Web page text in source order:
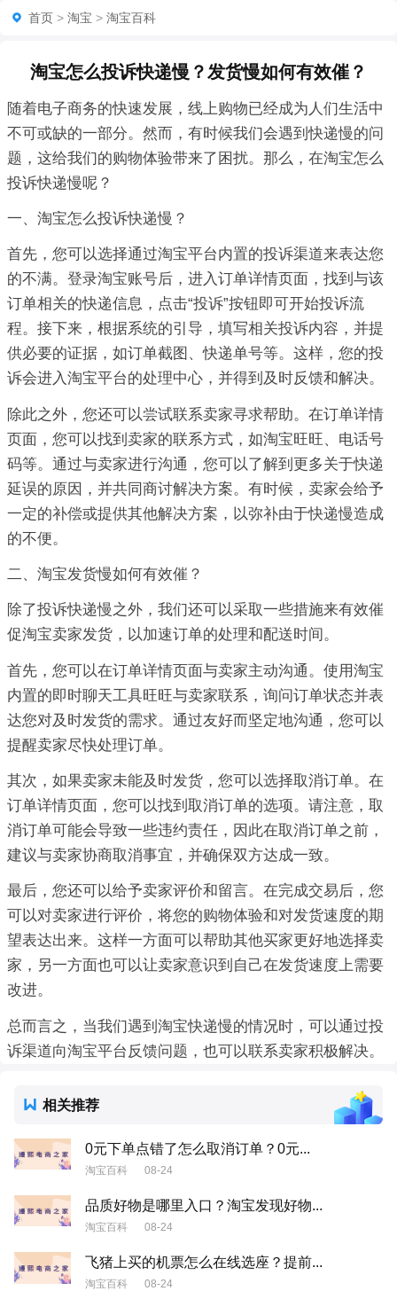
首页 > 淘宝 > 淘宝百科
淘宝怎么投诉快递慢？发货慢如何有效催？
随着电子商务的快速发展，线上购物已经成为人们生活中
不可或缺的一部分。然而，有时候我们会遇到快递慢的问
题，这给我们的购物体验带来了困扰。那么，在淘宝怎么
投诉快递慢呢？
一、淘宝怎么投诉快递慢？
首先，您可以选择通过淘宝平台内置的投诉渠道来表达您
的不满。登录淘宝账号后，进入订单详情页面，找到与该
订单相关的快递信息，点击“投诉”按钮即可开始投诉流
程。接下来，根据系统的引导，填写相关投诉内容，并提
供必要的证据，如订单截图、快递单号等。这样，您的投
诉会进入淘宝平台的处理中心，并得到及时反馈和解决。
除此之外，您还可以尝试联系卖家寻求帮助。在订单详情
页面，您可以找到卖家的联系方式，如淘宝旺旺、电话号
码等。通过与卖家进行沟通，您可以了解到更多关于快递
延误的原因，并共同商讨解决方案。有时候，卖家会给予
一定的补偿或提供其他解决方案，以弥补由于快递慢造成
的不便。
二、淘宝发货慢如何有效催？
除了投诉快递慢之外，我们还可以采取一些措施来有效催
促淘宝卖家发货，以加速订单的处理和配送时间。
首先，您可以在订单详情页面与卖家主动沟通。使用淘宝
内置的即时聊天工具旺旺与卖家联系，询问订单状态并表
达您对及时发货的需求。通过友好而坚定地沟通，您可以
提醒卖家尽快处理订单。
其次，如果卖家未能及时发货，您可以选择取消订单。在
订单详情页面，您可以找到取消订单的选项。请注意，取
消订单可能会导致一些违约责任，因此在取消订单之前，
建议与卖家协商取消事宜，并确保双方达成一致。
最后，您还可以给予卖家评价和留言。在完成交易后，您
可以对卖家进行评价，将您的购物体验和对发货速度的期
望表达出来。这样一方面可以帮助其他买家更好地选择卖
家，另一方面也可以让卖家意识到自己在发货速度上需要
改进。
总而言之，当我们遇到淘宝快递慢的情况时，可以通过投
诉渠道向淘宝平台反馈问题，也可以联系卖家积极解决。
相关推荐
0元下单点错了怎么取消订单？0元...
淘宝百科 08-24
品质好物是哪里入口？淘宝发现好物...
淘宝百科 08-24
飞猪上买的机票怎么在线选座？提前...
淘宝百科 08-24